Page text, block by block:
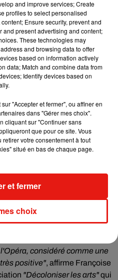
pour évoluer
a également demandé
à la notion de"'ballet blanc',
(...) demandant un corps de
Benjamin Millepied disait
pas une personne de
parce que c’est une
largement abandonné dans
Misty Copeland, première
déclarations absurdes".
dans les opéras et ballets
considéré comme une
positive", affirme Françoise
"Décoloniser les arts"qui
and improve services; Create
profiles to select personalised
Ensure security, prevent and
and present advertising and content;
These technologies may
and browsing data to offer
based on information actively
data; Match and combine data from
Identify devices based on
"Accepter et fermer", ou affiner en
dans "Gérer mes choix".
cliquant sur "Continuer sans
que pour ce site. Vous
votre consentement à tout
situé en bas de chaque page.
choix
et fermer